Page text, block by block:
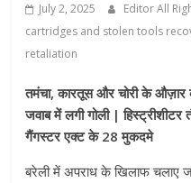
July 2, 2025 Editor All
cartridges and stolen tools
retaliation
तमंचा, कारतूस और चोरी के औज़ार
जवाब में लगी गोली |
गैंगस्टर एक्ट के 28 मुकदमे
बरेली में अपराध के खिलाफ चलाए